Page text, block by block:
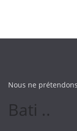
Nous ne
Bati ..